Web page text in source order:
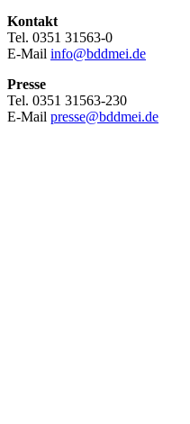
Kontakt
Tel. 0351 31563-0
E-Mail info@bddmei.de
Presse
Tel. 0351 31563-230
E-Mail presse@bddmei.de